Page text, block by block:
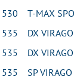
T-MAX
DX VIRAGO
DX VIRAGO
SP VIRAGO